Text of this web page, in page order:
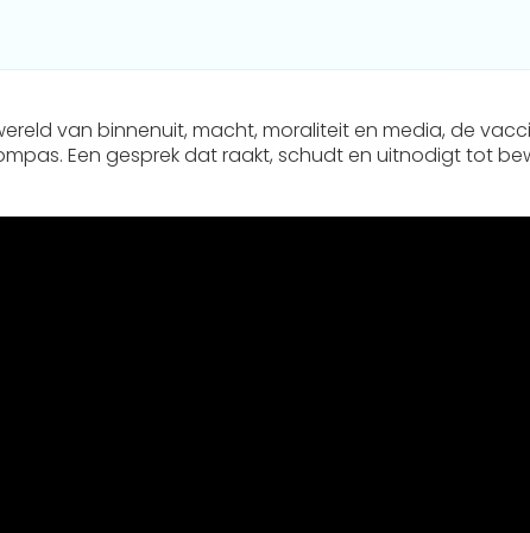
van binnenuit, macht, moraliteit en media, de
Een gesprek dat raakt, schudt en uitnodigt tot